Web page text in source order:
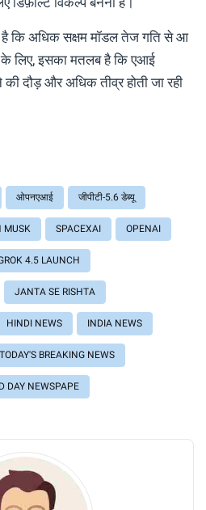
कि अधिक सक्षम मॉडल तेज गति से आ
लिए, इसका मतलब है कि एआई
की दौड़ और अधिक तीव्र होती जा रही
ओपनएआई जीपीटी-5.6 डेब्यू
MUSK SPACEXAI OPENAI
4.5 LAUNCH
JANTA SE RISHTA
HINDI NEWS INDIA NEWS
TODAY'S BREAKING NEWS
DAY NEWSPAPE